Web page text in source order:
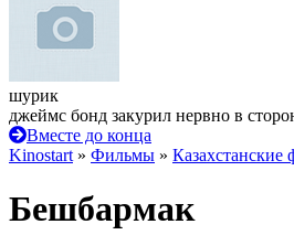
шурик
джеймс бонд закурил нервно в
Вместе до конца
Kinostart » Фильмы » Казахстанские
Бешбармак